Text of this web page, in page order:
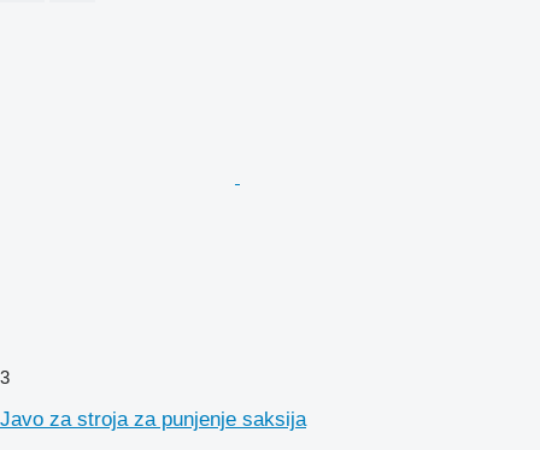
3
Javo za stroja za punjenje saksija